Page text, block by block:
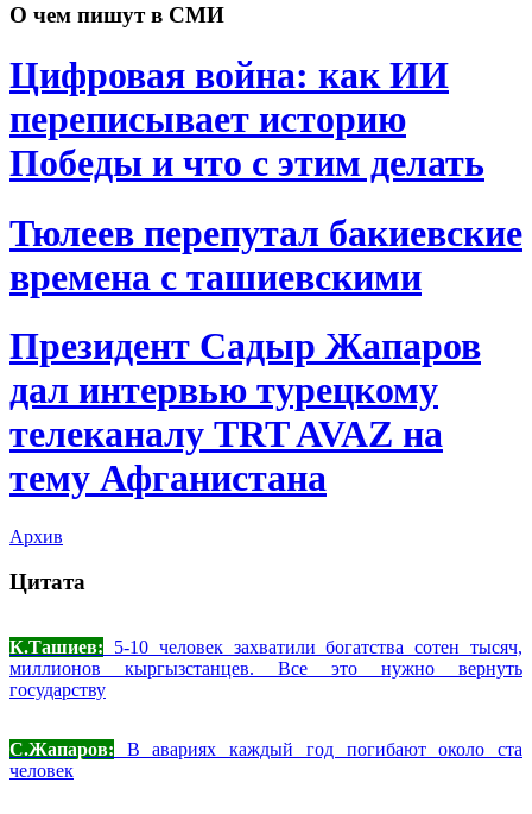
О чем пишут в СМИ
Цифровая война: как ИИ
переписывает историю
Победы и что с этим делать
Тюлеев перепутал бакиевские
времена с ташиевскими
Президент Садыр Жапаров
дал интервью турецкому
телеканалу TRT AVAZ на
тему Афганистана
Архив
Цитата
К.Ташиев: 5-10 человек захватили богатства сотен тысяч,
миллионов кыргызстанцев. Все это нужно вернуть
государству
С.Жапаров: В авариях каждый год погибают около ста
человек